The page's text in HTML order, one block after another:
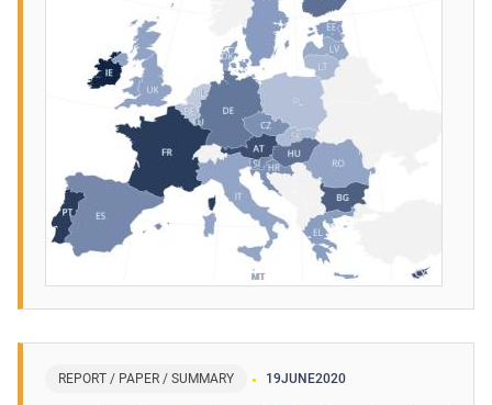
REPORT / PAPER / SUMMARY 19JUNE2020